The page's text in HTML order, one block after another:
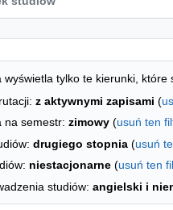
- spis
wyświetla tylko te kierunki, które
z aktywnymi zapisami (
na semestr: zimowy (usuń ten
drugiego stopnia (usuń
niestacjonarne (usuń ten
studiów: angielski i